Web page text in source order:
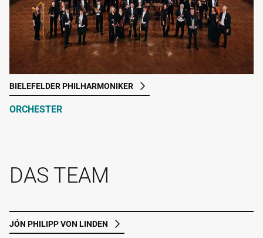
BIELEFELDER PHILHARMONIKER
ORCHESTER
DAS TEAM
JÓN PHILIPP VON LINDEN